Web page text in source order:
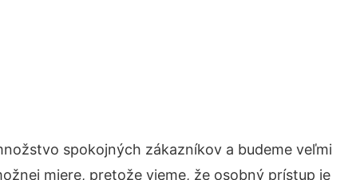
spokojných zákazníkov a budeme veľmi
miere, pretože vieme, že osobný prístup je